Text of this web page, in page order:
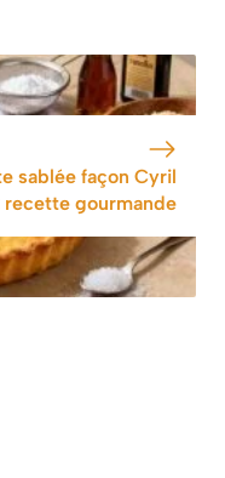
sablée façon Cyril
recette gourmande